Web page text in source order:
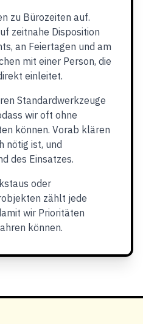
zu Bürozeiten auf.
zeitnahe Disposition
an Feiertagen und am
mit einer Person, die
einleitet.
Standardwerkzeuge
wir oft ohne
können. Vorab klären
nötig ist, und
des Einsatzes.
oder
zählt jede
wir Prioritäten
können.